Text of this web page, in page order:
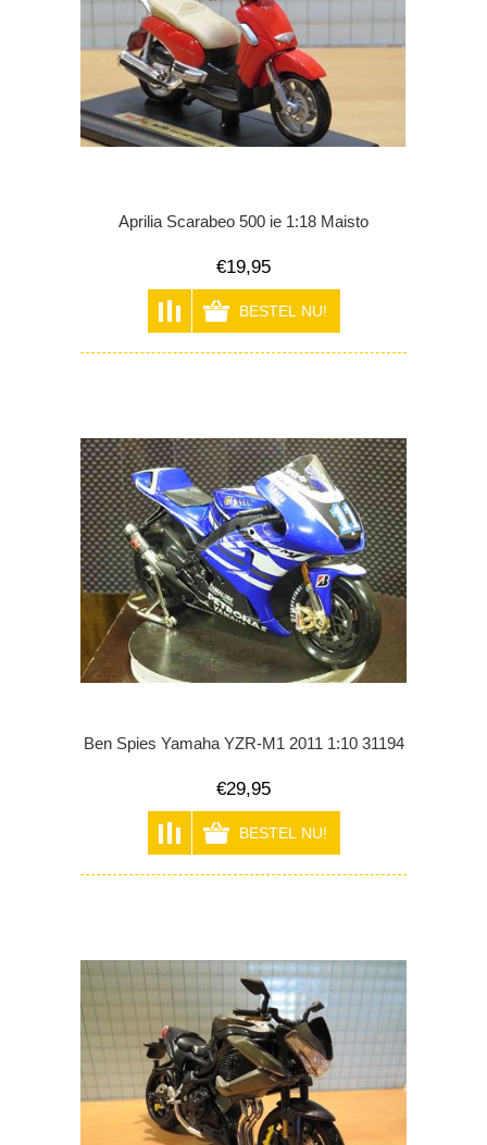
Aprilia Scarabeo 500 ie 1:18 Maisto
€19,95
Ben Spies Yamaha YZR-M1 2011 1:10 31194
€29,95